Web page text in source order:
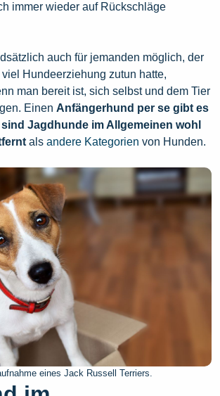
immer wieder auf Rückschläge
auch für jemanden möglich, der
Hundeerziehung zutun hatte,
man bereit ist, sich selbst und dem Tier
Einen Anfängerhund per se gibt es
Jagdhunde im Allgemeinen wohl
als andere Kategorien von Hunden.
eines Jack Russell Terriers.